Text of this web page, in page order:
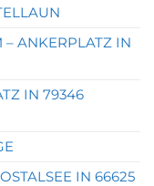
ANKERPLATZ IN
IN 79346
IN 66625